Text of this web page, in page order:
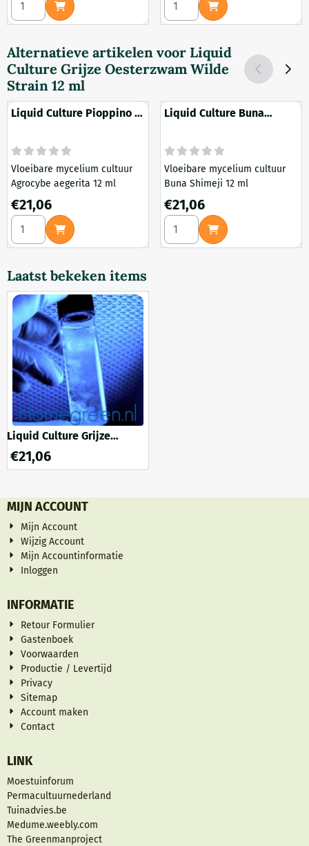
Alternatieve artikelen voor Liquid
Culture Grijze Oesterzwam Wilde
Strain 12 ml
Liquid Culture Pioppino 12
Vloeibare mycelium cultuur
Agrocybe aegerita 12 ml
Prijs: 21,06
€21,06
Aantal kiezen voor Liquid Culture Pioppino 12 ml
Liquid Culture Buna
Vloeibare mycelium cultuur
Buna Shimeji 12 ml
Prijs: 21,06
€21,06
Aantal kiezen voor Liquid
Laatst bekeken items
Liquid Culture Grijze
Oesterzwam Wilde Strain 12
ml
€21,06
MIJN ACCOUNT
Mijn Account
Wijzig Account
Mijn Accountinformatie
Inloggen
INFORMATIE
Retour Formulier
Gastenboek
Voorwaarden
Productie / Levertijd
Privacy
Sitemap
Account maken
Contact
LINK
Moestuinforum
Permacultuurnederland
Tuinadvies.be
Medume.weebly.com
The Greenmanproject